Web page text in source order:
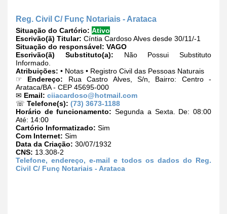
Reg. Civil C/ Funç Notariais - Arataca
Situação do Cartório: Ativo
Escrivão(ã) Titular: Cíntia Cardoso Alves desde 30/11/-1
Situação do responsável: VAGO
Escrivão(ã) Substituto(a): Não Possui Substituto
Informado.
Atribuições: • Notas • Registro Civil das Pessoas Naturais
☞ Endereço: Rua Castro Alves, S/n, Bairro: Centro -
Arataca/BA - CEP 45695-000
✉ Email: ciiacardoso@hotmail.com
☏ Telefone(s): (73) 3673-1188
Horário de funcionamento: Segunda a Sexta. De: 08:00
Até: 14:00
Cartório Informatizado: Sim
Com Internet: Sim
Data da Criação: 30/07/1932
CNS: 13.308-2
Telefone, endereço, e-mail e todos os dados do Reg.
Civil C/ Funç Notariais - Arataca